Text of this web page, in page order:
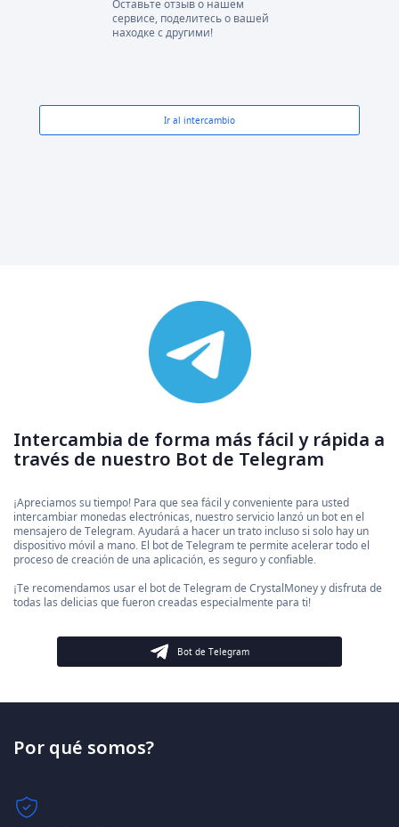
Оставьте отзыв о нашем
сервисе, поделитесь о вашей
находке с другими!
Ir al intercambio
Intercambia de forma más fácil y rápida a
través de nuestro Bot de Telegram
¡Apreciamos su tiempo! Para que sea fácil y conveniente para usted
intercambiar monedas electrónicas, nuestro servicio lanzó un bot en el
mensajero de Telegram. Ayudará a hacer un trato incluso si solo hay un
dispositivo móvil a mano. El bot de Telegram te permite acelerar todo el
proceso de creación de una aplicación, es seguro y confiable.
¡Te recomendamos usar el bot de Telegram de CrystalMoney y disfruta de
todas las delicias que fueron creadas especialmente para ti!
Bot de Telegram
Por qué somos?